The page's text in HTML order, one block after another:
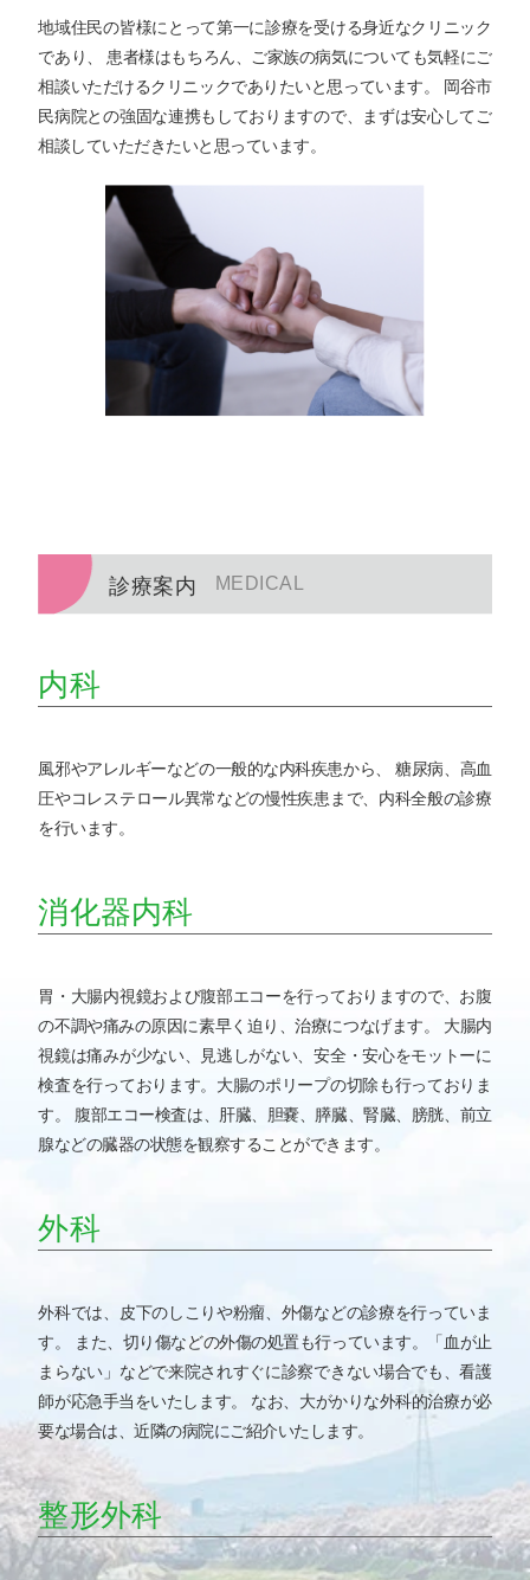
地域住民の皆様にとって第一に診療を受ける身近なクリニック
であり、 患者様はもちろん、ご家族の病気についても気軽にご
相談いただけるクリニックでありたいと思っています。 岡谷市
民病院との強固な連携もしておりますので、まずは安心してご
相談していただきたいと思っています。
診療案内 MEDICAL
内科
風邪やアレルギーなどの一般的な内科疾患から、 糖尿病、高血
圧やコレステロール異常などの慢性疾患まで、内科全般の診療
を行います。
消化器内科
胃・大腸内視鏡および腹部エコーを行っておりますので、お腹
の不調や痛みの原因に素早く迫り、治療につなげます。
大腸内
視鏡は痛みが少ない、見逃しがない、安全・安心をモットーに
検査を行っております。大腸のポリープの切除も行っておりま
す。
腹部エコー検査は、肝臓、胆嚢、膵臓、腎臓、膀胱、前立
腺などの臓器の状態を観察することができます。
外科
外科では、皮下のしこりや粉瘤、外傷などの診療を行っていま
す。
また、切り傷などの外傷の処置も行っています。「血が止
まらない」などで来院されすぐに診察できない場合でも、看護
師が応急手当をいたします。
なお、大がかりな外科的治療が必
要な場合は、近隣の病院にご紹介いたします。
整形外科